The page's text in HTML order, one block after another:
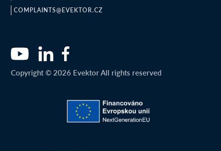
COMPLAINTS@EVEKTOR.CZ
Copyright © 2026 Evektor All rights reserved